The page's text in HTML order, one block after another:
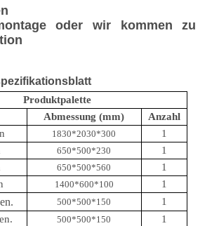
oder wir kommen zu
Produktpalette
Abmessung (mm)
Anzahl
1830*2030*300
1
650*500*230
1
650*500*560
1
1400*600*100 1
500*500*150
1
500*500*150
1